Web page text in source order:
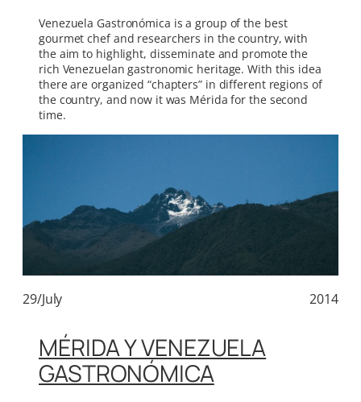
Venezuela Gastronómica is a group of the best
gourmet chef and researchers in the country, with
the aim to highlight, disseminate and promote the
rich Venezuelan gastronomic heritage. With this idea
there are organized “chapters” in different regions of
the country, and now it was Mérida for the second
time.
29/July 2014
MÉRIDA Y VENEZUELA
GASTRONÓMICA